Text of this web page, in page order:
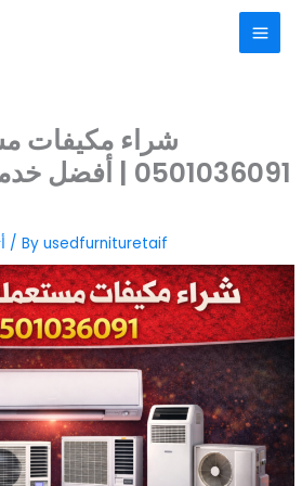
شراء مكيفات
0501036091 |
/ Byusedfurnituretaif